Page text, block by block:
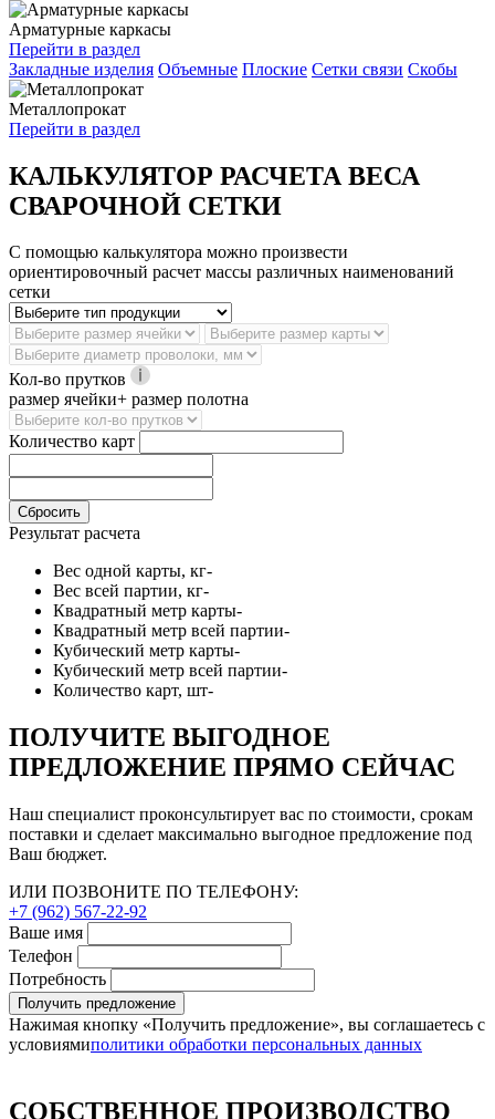
Арматурные каркасы
Перейти в раздел
Закладные изделия Объемные Плоские Сетки связи Скобы
Металлопрокат
Перейти в раздел
КАЛЬКУЛЯТОР РАСЧЕТА ВЕСА
СВАРОЧНОЙ СЕТКИ
С помощью калькулятора можно произвести
ориентировочный расчет массы различных наименований
сетки
Кол-во прутков
размер ячейки+ размер полотна
Количество карт
Сбросить
Результат расчета
Вес одной карты, кг-
Вес всей партии, кг-
Квадратный метр карты-
Квадратный метр всей партии-
Кубический метр карты-
Кубический метр всей партии-
Количество карт, шт-
ПОЛУЧИТЕ ВЫГОДНОЕ
ПРЕДЛОЖЕНИЕ ПРЯМО СЕЙЧАС
Наш специалист проконсультирует вас по стоимости, срокам
поставки и сделает максимально выгодное предложение под
Ваш бюджет.
ИЛИ ПОЗВОНИТЕ ПО ТЕЛЕФОНУ:
+7 (962) 567-22-92
Ваше имя
Телефон
Потребность
Получить предложение
Нажимая кнопку «Получить предложение», вы соглашаетесь с
условиямиполитики обработки персональных данных
СОБСТВЕННОЕ ПРОИЗВОДСТВО